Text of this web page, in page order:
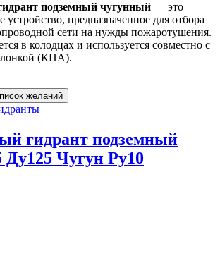
подземный чугунный — это
устройство, предназначенное для отбора
сети на нужды пожаротушения.
в колодцах и используется совместно с
(КПА).
желаний
гидрант подземный
Чугун Ру10